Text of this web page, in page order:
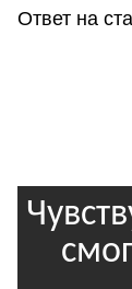
Ответ на